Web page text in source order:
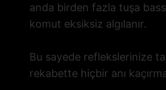
anda birden fazla tuşa
komut eksiksiz algılanır.
Bu sayede reflekslerinize
rekabette hiçbir anı